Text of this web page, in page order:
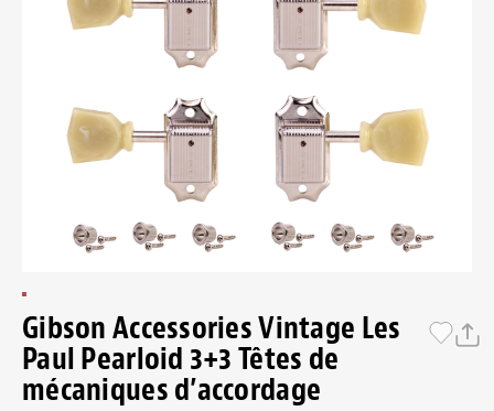
Gibson Accessories Vintage Les
Paul Pearloid 3+3 Têtes de
mécaniques d’accordage